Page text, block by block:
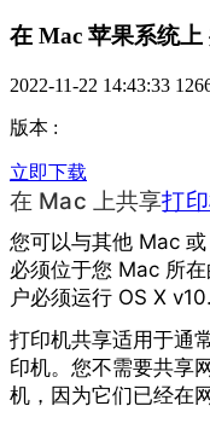
在 Mac 苹果系统
2022-11-22 14:43:33
版本 :
立即下载
在 Mac 上共享打
您可以与其他 Mac
必须位于您 Mac 所
户必须运行 OS X
打印机共享适用于通
印机。您不需要共享
机，因为它们已经在